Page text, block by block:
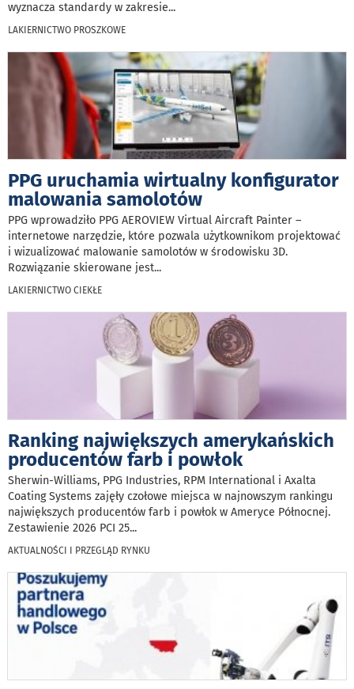
wyznacza standardy w zakresie...
LAKIERNICTWO PROSZKOWE
PPG uruchamia wirtualny konfigurator
malowania samolotów
PPG wprowadziło PPG AEROVIEW Virtual Aircraft Painter –
internetowe narzędzie, które pozwala użytkownikom projektować
i wizualizować malowanie samolotów w środowisku 3D.
Rozwiązanie skierowane jest...
LAKIERNICTWO CIEKŁE
Ranking największych amerykańskich
producentów farb i powłok
Sherwin-Williams, PPG Industries, RPM International i Axalta
Coating Systems zajęły czołowe miejsca w najnowszym rankingu
największych producentów farb i powłok w Ameryce Północnej.
Zestawienie 2026 PCI 25...
AKTUALNOŚCI I PRZEGLĄD RYNKU